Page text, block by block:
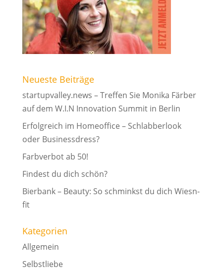
Neueste Beiträge
startupvalley.news – Treffen Sie Monika Färber
auf dem W.I.N Innovation Summit in Berlin
Erfolgreich im Homeoffice – Schlabberlook
oder Businessdress?
Farbverbot ab 50!
Findest du dich schön?
Bierbank – Beauty: So schminkst du dich Wiesn-
fit
Kategorien
Allgemein
Selbstliebe